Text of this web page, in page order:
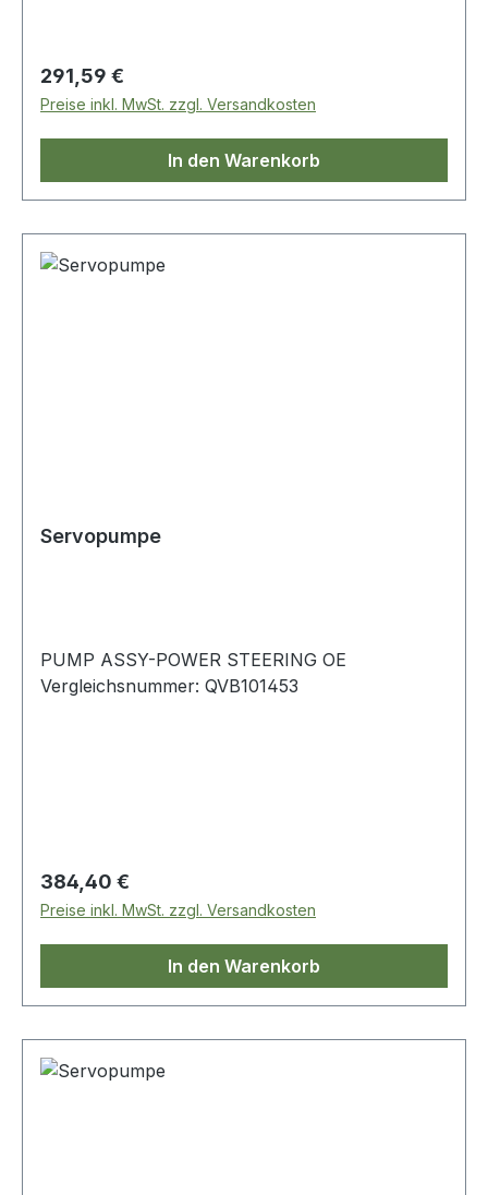
Regulärer Preis:
291,59 €
Preise inkl. MwSt. zzgl. Versandkosten
In den Warenkorb
Servopumpe
PUMP ASSY-POWER STEERING OE
Vergleichsnummer: QVB101453
Regulärer Preis:
384,40 €
Preise inkl. MwSt. zzgl. Versandkosten
In den Warenkorb